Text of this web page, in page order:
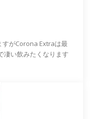
すがCorona Extraは最